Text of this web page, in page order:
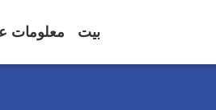
بيت معلومات